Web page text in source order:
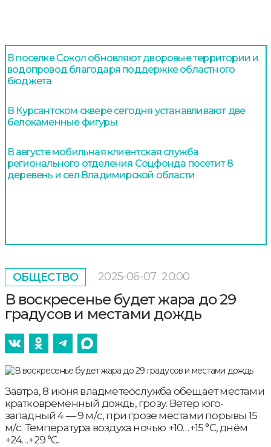
В поселке Сокол обновляют дворовые территории и
водопровод благодаря поддержке областного
бюджета
В Курсантском сквере сегодня устанавливают две
белокаменные фигуры
В августе мобильная клиентская служба
регионального отделения Соцфонда посетит 8
деревень и сел Владимирской области
ОБЩЕСТВО 2025-06-07 20:00
В воскресенье будет жара до 29
градусов и местами дождь
Завтра, 8 июня владметеослужба обещает местами
кратковременный дождь, грозу. Ветер юго-
западный 4 — 9 м/с, при грозе местами порывы 15
м/с. Температура воздуха ночью +10…+15 °С, днём
+24…+29 °С.